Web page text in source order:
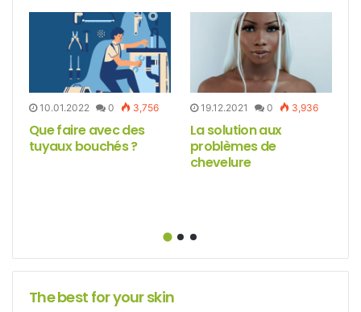
10.01.2022 0 3,756
Que faire avec des
tuyaux bouchés ?
19.12.2021 0 3,936
La solution aux
problèmes de
chevelure
The best for your skin